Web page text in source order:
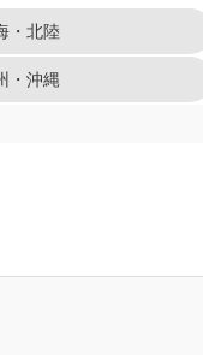
・北陸
・沖縄